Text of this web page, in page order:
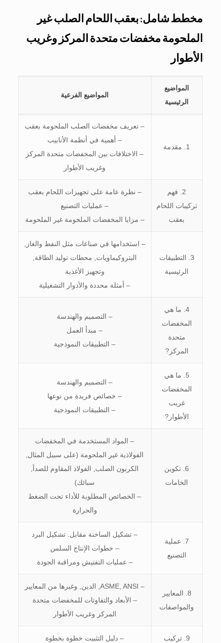
مخطط شامل: بعقب اللحام الصلب غير
الملحومة مخفضات متحدة المركز وغريب
الأطوار
المواضيع
الرئيسية
المواضيع الفرعية
1. مقدمة
– تعريف مخفضات الصلب الملحومة بعقب
– أهمية في أنظمة الأنابيب
– الاختلافات بين المخفضات متحدة المركز
وغريب الأطوار
2. فهم
تركيبات اللحام
بعقب
– نظرة عامة على تجهيزات اللحام بعقب
– عمليات التصنيع
– مزايا المخفضات الملحومة غير الملحومة
3. التطبيقات
الرئيسية
– استخدامها في صناعات مثل النفط والغاز,
البتروكيماويات, محطات توليد الطاقة,
وتجهيز الأغذية
– أمثلة محددة والأدوار التشغيلية
4. ما هي
المخفضات
متحدة
المركز?
– التصميم والهندسة
– مبدأ العمل
– التطبيقات النموذجية
5. ما هي
المخفضات
غريب
الأطوار?
– التصميم والهندسة
– خصائص فريدة من نوعها
– التطبيقات النموذجية
6. تكوين
الخامات
– المواد المستخدمة في المخفضات
الفولاذية غير الملحومة (على سبيل المثال,
الكربون الصلب, الفولاذ المقاوم للصدأ,
سبائك)
– الخصائص المطلوبة للأداء تحت الضغط
والحرارة
7. عملية
التصنيع
– تشكيل الساخنة مقابل. تشكيل البرد
– خطوات الإنتاج السلس
– عمليات التفتيش ومراقبة الجودة
8. المعايير
والمواصفات
– ASME, ANSI, الدين, وغيرها من المعايير
– الأبعاد والتفاوتات للمخفضات متحدة
المركز وغريب الأطوار
9. تركيب
– دليل التثبيت خطوة بخطوة